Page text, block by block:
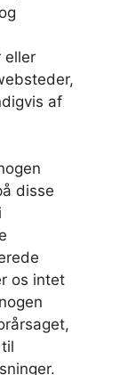
eller
af
disse
os intet